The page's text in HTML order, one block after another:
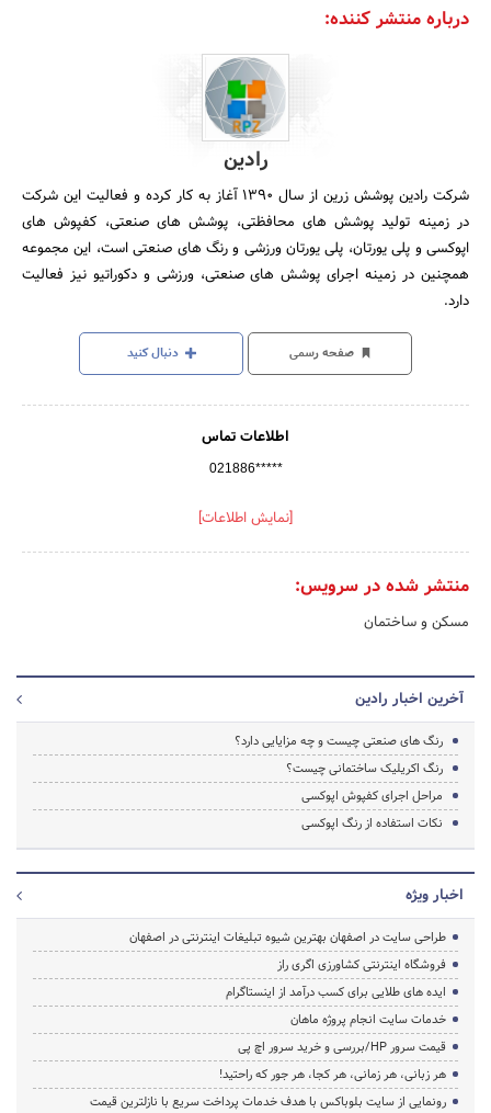
درباره منتشر کننده:
رادین
ﺷﺮﮐﺖ رادﯾﻦ ﭘﻮﺷﺶ زرین از ﺳﺎل 1390 آﻏﺎز ﺑﻪ ﮐﺎر ﮐﺮده و ﻓﻌﺎﻟﯿﺖ اﯾﻦ ﺷﺮﮐﺖ
در زﻣﯿﻨﻪ ﺗﻮﻟﯿﺪ ﭘﻮﺷﺶ ﻫﺎی ﻣﺤﺎﻓﻈﺘﯽ، ﭘﻮﺷﺶ ﻫﺎی ﺻﻨﻌﺘﯽ، ﮐﻔﭙﻮش ﻫﺎی
اﭘﻮﮐﺴﯽ و ﭘﻠﯽ ﯾﻮرﺗﺎن، ﭘﻠﯽ ﯾﻮرﺗﺎن ورزﺷﯽ و رﻧﮓ ﻫﺎی ﺻﻨﻌﺘﯽ است، این مجموعه
ﻫﻤﭽﻨﯿﻦ در زﻣﯿﻨﻪ اﺟﺮای ﭘﻮﺷﺶ ﻫﺎی ﺻﻨﻌﺘﯽ، ورزﺷﯽ و دﮐﻮراﺗﯿﻮ نیز ﻓﻌﺎﻟﯿﺖ
دارد.
صفحه رسمی دنبال کنید
اطلاعات تماس
021886*****
[نمایش اطلاعات]
منتشر شده در سرویس:
مسکن و ساختمان
آخرین اخبار رادین
رنگ های صنعتی چیست و چه مزایایی دارد؟
رنگ اکریلیک ساختمانی چیست؟
مراحل اجرای کفپوش اپوکسی
نکات استفاده از رنگ اپوکسی
اخبار ویژه
طراحی سایت در اصفهان بهترین شیوه تبلیغات اینترنتی در اصفهان
فروشگاه اینترنتی کشاورزی اگری راز
ایده های طلایی برای کسب درآمد از اینستاگرام
خدمات سایت انجام پروژه ماهان
قیمت سرور HP/بررسی و خرید سرور اچ پی
هر زبانی، هر زمانی، هر کجا، هر جور که راحتید!
رونمایی از سایت بلوباکس با هدف خدمات پرداخت سریع با نازلترین قیمت